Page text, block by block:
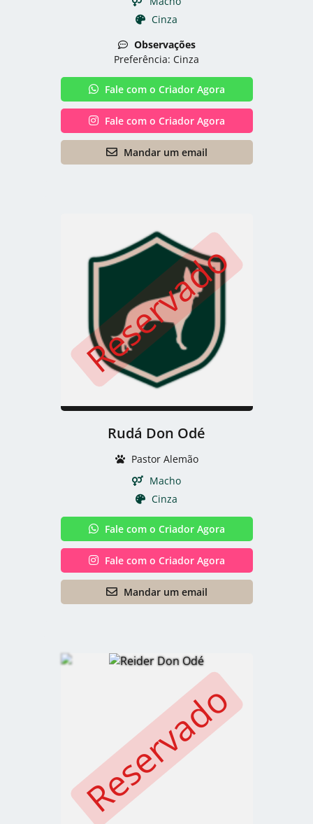
Cinza
Observações
Preferência: Cinza
Fale com o Criador Agora
Fale com o Criador Agora
Mandar um email
Reservado
Rudá Don Odé
Pastor Alemão
Macho
Cinza
Fale com o Criador Agora
Fale com o Criador Agora
Mandar um email
Reservado